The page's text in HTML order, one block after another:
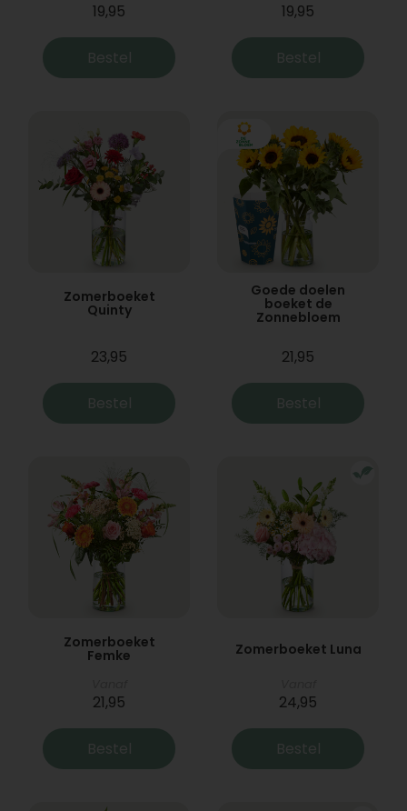
19,95
Bestel
19,95
Bestel
Zomerboeket
Quinty
23,95
Bestel
Goede doelen
boeket de
Zonnebloem
21,95
Bestel
Zomerboeket
Femke
21,95
Bestel
Zomerboeket Luna
24,95
Bestel